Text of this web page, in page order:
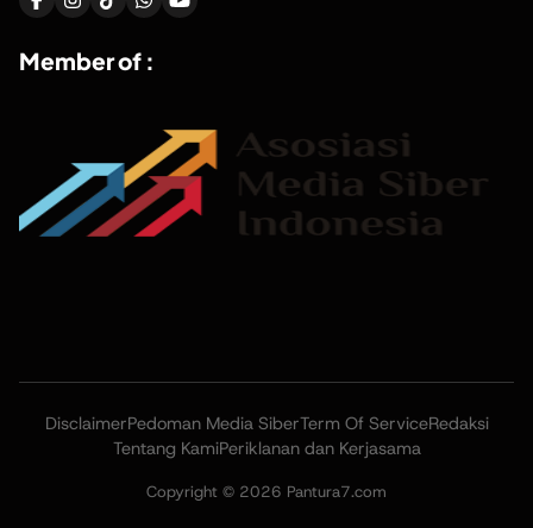
Member of :
DisclaimerPedoman Media SiberTerm Of ServiceRedaksi
Tentang KamiPeriklanan dan Kerjasama
Copyright © 2026 Pantura7.com